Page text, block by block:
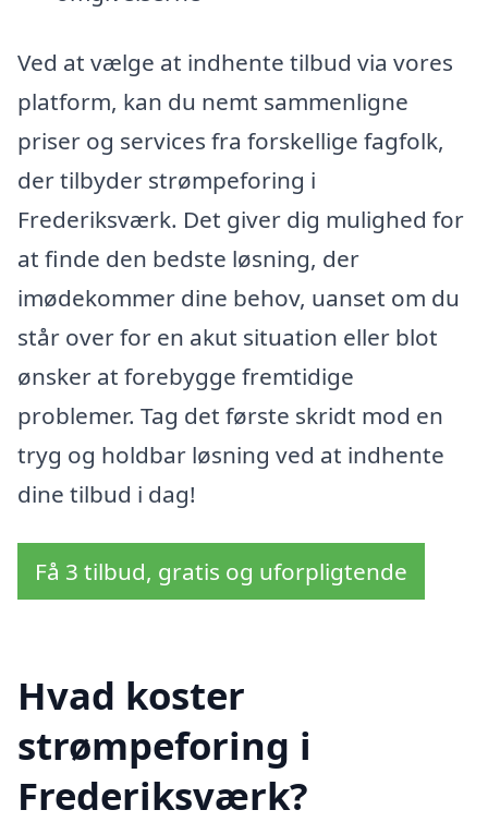
Ved at vælge at indhente tilbud via vores
platform, kan du nemt sammenligne
priser og services fra forskellige fagfolk,
der tilbyder strømpeforing i
Frederiksværk. Det giver dig mulighed for
at finde den bedste løsning, der
imødekommer dine behov, uanset om du
står over for en akut situation eller blot
ønsker at forebygge fremtidige
problemer. Tag det første skridt mod en
tryg og holdbar løsning ved at indhente
dine tilbud i dag!
Få 3 tilbud, gratis og uforpligtende
Hvad koster
strømpeforing i
Frederiksværk?